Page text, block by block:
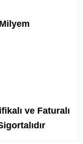
ve Faturalı